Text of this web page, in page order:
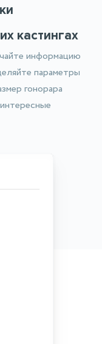
кастингах
информацию
параметры
гонорара